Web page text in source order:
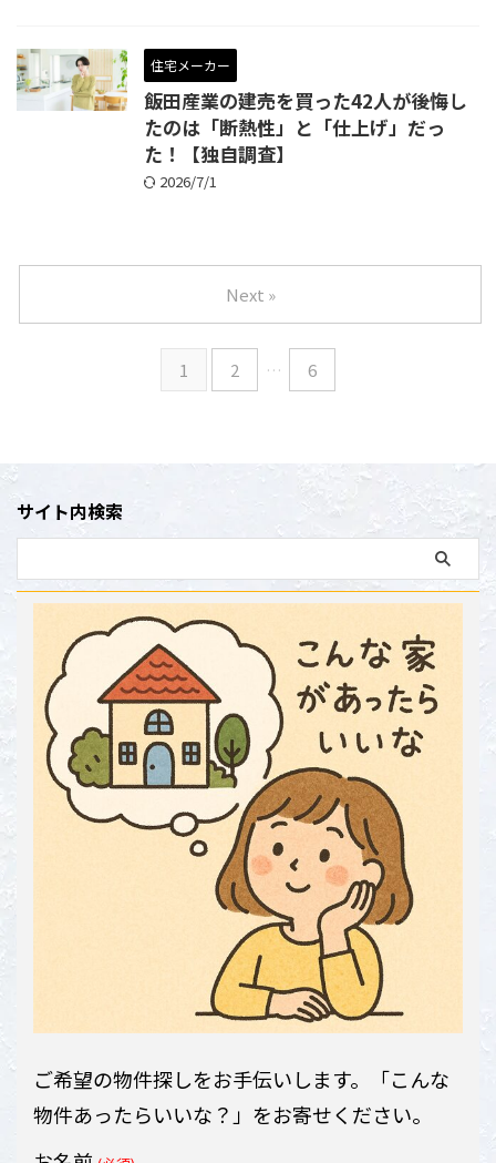
住宅メーカー
飯田産業の建売を買った42人が後悔し
たのは「断熱性」と「仕上げ」だっ
た！【独自調査】
2026/7/1
1 2 … 6
Next »
サイト内検索
ご希望の物件探しをお手伝いします。「こんな
物件あったらいいな？」をお寄せください。